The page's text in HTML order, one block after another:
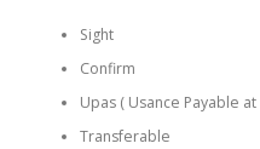
Sight
Confirm
Upas ( Usance Payable at
Transferable